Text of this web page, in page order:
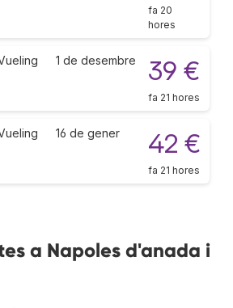
fa 20
hores
1 de desembre 39 €
fa 21 hores
16 de gener 42 €
fa 21 hores
a Napoles d'anada i